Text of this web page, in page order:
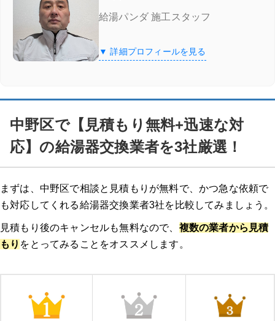
給湯パンダ 施工スタッフ
▼ 詳細プロフィールを見る
中野区で【見積もり無料+迅速な対
応】の給湯器交換業者を3社厳選！
まずは、中野区で相談と見積もりが無料で、かつ急な依頼で
も対応してくれる給湯器交換業者3社を比較してみましょう。
見積もり後のキャンセルも無料なので、 複数の業者から見積
もり をとってみることをオススメします。